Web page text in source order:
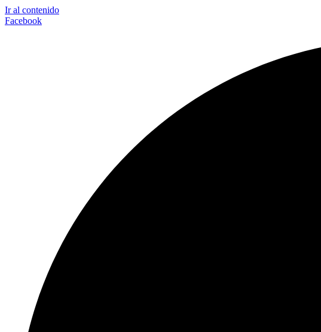
Ir al contenido
Facebook